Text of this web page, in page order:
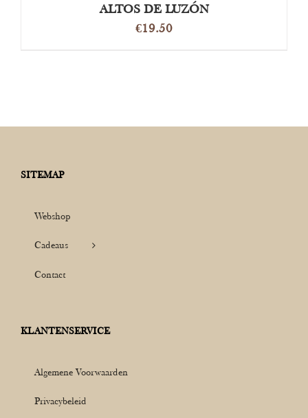
ALTOS DE LUZÓN
€19.50
SITEMAP
Webshop
Cadeaus
Contact
KLANTENSERVICE
Algemene Voorwaarden
Privacybeleid